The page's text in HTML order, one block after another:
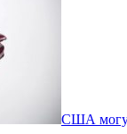
США